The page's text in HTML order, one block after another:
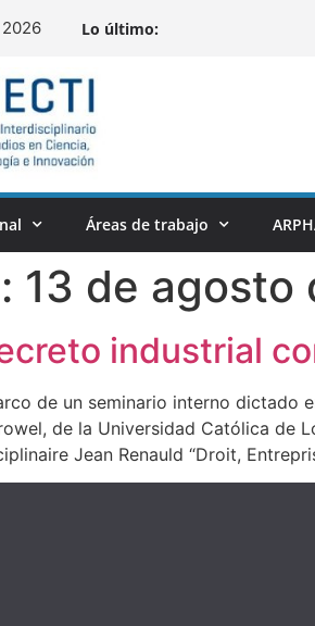
Lo último:
Áreas de trabajo
13 de agosto
industrial
de un seminario interno dictado
de la Universidad Católica de
Jean Renauld “Droit,